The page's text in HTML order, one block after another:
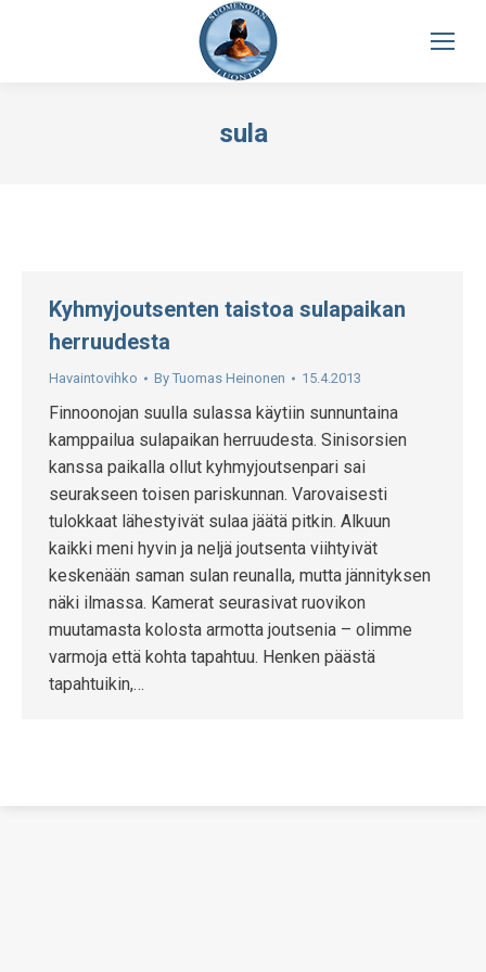
sula
Kyhmyjoutsenten taistoa sulapaikan
herruudesta
Havaintovihko By Tuomas Heinonen 15.4.2013
Finnoonojan suulla sulassa käytiin sunnuntaina
kamppailua sulapaikan herruudesta. Sinisorsien
kanssa paikalla ollut kyhmyjoutsenpari sai
seurakseen toisen pariskunnan. Varovaisesti
tulokkaat lähestyivät sulaa jäätä pitkin. Alkuun
kaikki meni hyvin ja neljä joutsenta viihtyivät
keskenään saman sulan reunalla, mutta jännityksen
näki ilmassa. Kamerat seurasivat ruovikon
muutamasta kolosta armotta joutsenia – olimme
varmoja että kohta tapahtuu. Henken päästä
tapahtuikin,…